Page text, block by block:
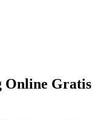
Online Gratis